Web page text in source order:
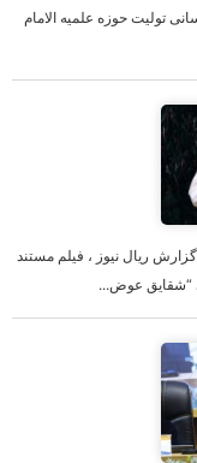
تولیت حوزه علمیه الامام
ریال نیوز ، فیلم مستند
“شقایق عوض...